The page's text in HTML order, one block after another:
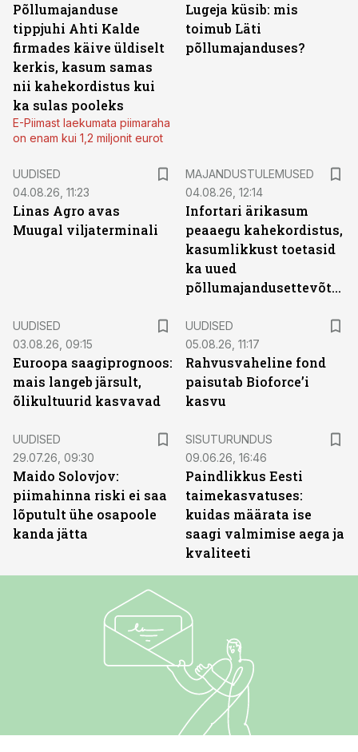
Põllumajanduse
tippjuhi Ahti Kalde
firmades käive üldiselt
kerkis, kasum samas
nii kahekordistus kui
ka sulas pooleks
E-Piimast laekumata piimaraha
on enam kui 1,2 miljonit eurot
Lugeja küsib: mis
toimub Läti
põllumajanduses?
UUDISED
04.08.26, 11:23
Linas Agro avas
Muugal viljaterminali
MAJANDUSTULEMUSED
04.08.26, 12:14
Infortari ärikasum
peaaegu kahekordistus,
kasumlikkust toetasid
ka uued
põllumajandusettevõtted
UUDISED
03.08.26, 09:15
Euroopa saagiprognoos:
mais langeb järsult,
õlikultuurid kasvavad
UUDISED
05.08.26, 11:17
Rahvusvaheline fond
paisutab Bioforce’i
kasvu
UUDISED
29.07.26, 09:30
Maido Solovjov:
piimahinna riski ei saa
lõputult ühe osapoole
kanda jätta
SISUTURUNDUS
09.06.26, 16:46
Paindlikkus Eesti
taimekasvatuses:
kuidas määrata ise
saagi valmimise aega ja
kvaliteeti